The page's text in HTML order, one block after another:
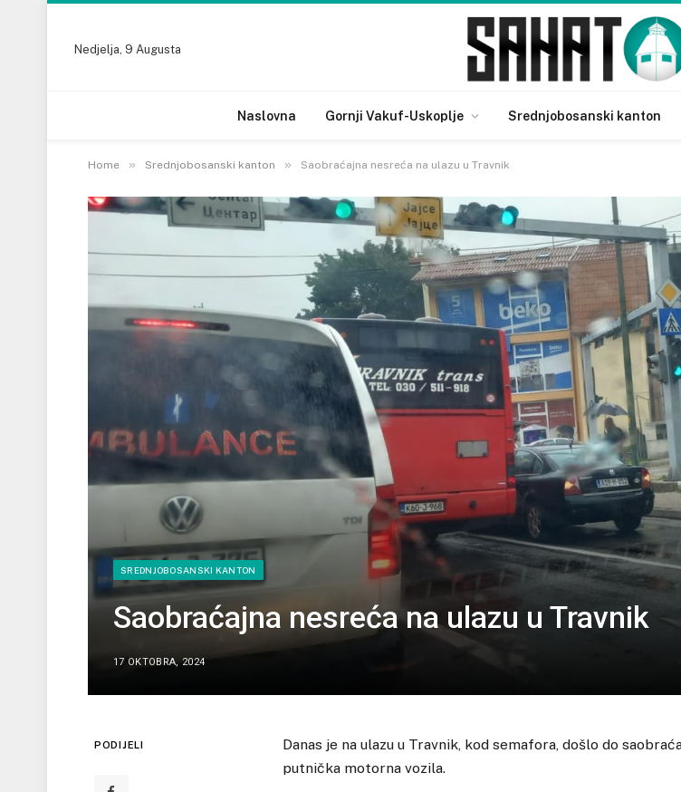
Nedjelja, 9 Augusta
Naslovna Gornji Vakuf-Uskoplje Srednjobosanski kanton
Home » Srednjobosanski kanton » Saobraćajna nesreća na ulazu u Travnik
SREDNJOBOSANSKI KANTON
Saobraćajna nesreća na ulazu u Travnik
17 OKTOBRA, 2024
PODIJELI
Danas je na ulazu u Travnik, kod semafora, došlo do
putnička motorna vozila.